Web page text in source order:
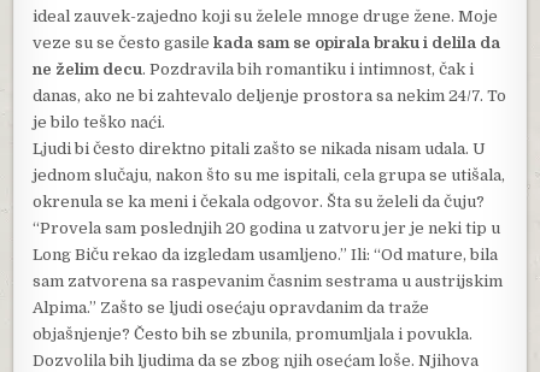
ideal zauvek-zajedno koji su želele mnoge druge žene. Moje
veze su se često gasilekada sam se opirala braku i delila da
ne želim decu. Pozdravila bih romantiku i intimnost, čak i
danas, ako ne bi zahtevalo deljenje prostora sa nekim 24/7. To
je bilo teško naći.
Ljudi bi često direktno pitali zašto se nikada nisam udala. U
jednom slučaju, nakon što su me ispitali, cela grupa se utišala,
okrenula se ka meni i čekala odgovor. Šta su želeli da čuju?
“Provela sam poslednjih 20 godina u zatvoru jer je neki tip u
Long Biču rekao da izgledam usamljeno.” Ili: “Od mature, bila
sam zatvorena sa raspevanim časnim sestrama u austrijskim
Alpima.” Zašto se ljudi osećaju opravdanim da traže
objašnjenje? Često bih se zbunila, promumljala i povukla.
Dozvolila bih ljudima da se zbog njih osećam loše. Njihova